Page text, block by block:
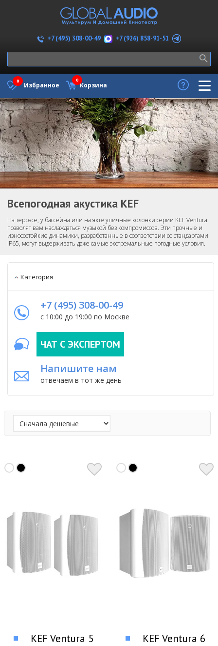
+7 (495) 308-00-49 +7 (926) 858-91-51
Избранное
0
Корзина
0
Всепогодная акустика KEF
На террасе, у бассейна или на яхте уличные колонки серии KEF Ventura
позволят вам наслаждаться музыкой без компромиссов. Эти прочные и
износостойкие динамики, разработанные в соответствии со стандартами
IP65, могут выдерживать даже самые экстремальные погодные условия.
Категория
+7 (495) 308-00-49
с 10:00 до 19:00 по Москве
ЧАТ С ЭКСПЕРТОМ
Напишите нам
отвечаем в тот же день
KEF Ventura 5
KEF Ventura 6